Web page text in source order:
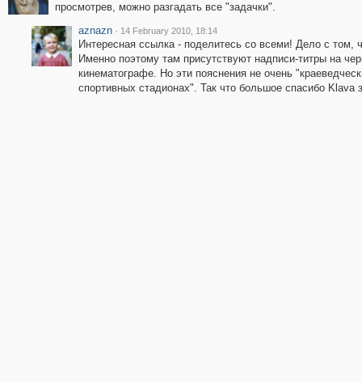
просмотрев, можно разгадать все "задачки".
aznazn · 14 February 2010, 18:14
Интересная ссылка - поделитесь со всеми! Дело с том,
Именно поэтому там присутствуют надписи-титры на
кинематографе. Но эти пояснения не очень
спортивных стадионах". Так что большое спасибо Klava